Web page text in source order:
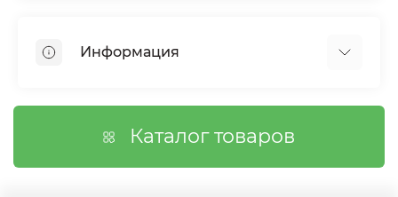
Сетка шпалерная
Сетка затеняющая
Информация
Каталог товаров